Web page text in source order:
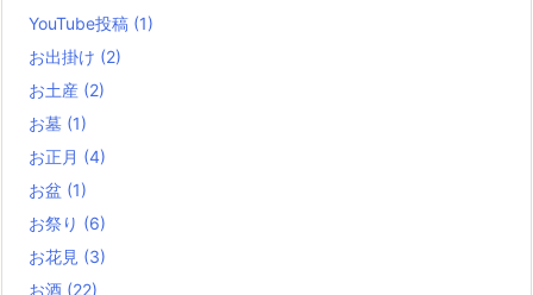
YouTube投稿 (1)
お出掛け (2)
お土産 (2)
お墓 (1)
お正月 (4)
お盆 (1)
お祭り (6)
お花見 (3)
お酒 (22)